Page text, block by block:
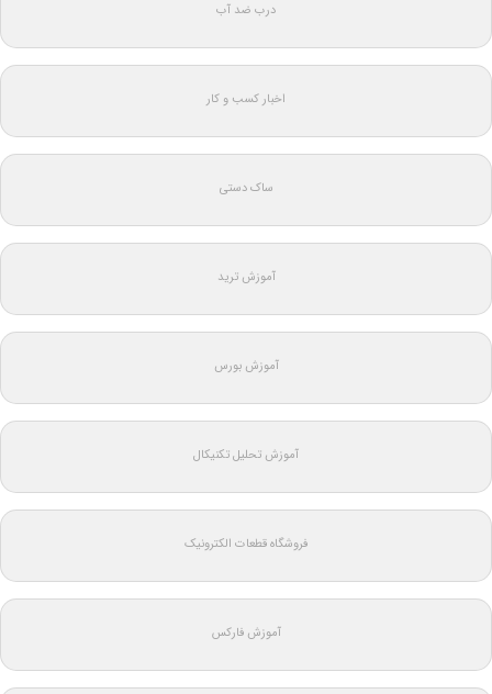
درب ضد آب
اخبار کسب و کار
ساک دستی
آموزش ترید
آموزش بورس
آموزش تحلیل تکنیکال
فروشگاه قطعات الکترونیک
آموزش فارکس